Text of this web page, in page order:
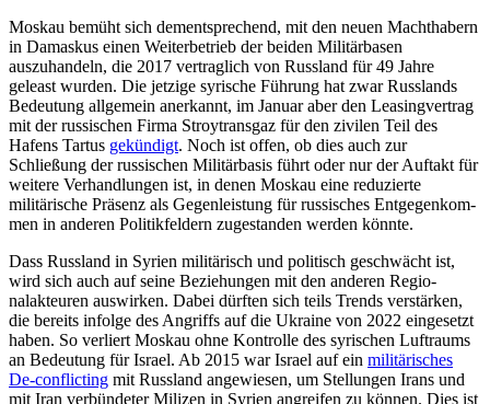
Moskau bemüht sich dementsprechend, mit den neuen Machthabern
in Damaskus einen Weiterbetrieb der beiden Militär­basen
auszuhandeln, die 2017 vertraglich von Russland für 49 Jahre
geleast wurden. Die jetzige syrische Führung hat zwar Russ­lands
Bedeutung allgemein anerkannt, im Januar aber den Leasingvertrag
mit der russischen Firma Stroytransgaz für den zivi­len Teil des
Hafens Tartus gekündigt. Noch ist offen, ob dies auch zur
Schließung der russischen Militärbasis führt oder nur der Auftakt für
weitere Verhandlungen ist, in denen Mos­kau eine reduzierte
militärische Präsenz als Gegenleistung für russisches Entgegenkom­
men in anderen Politikfeldern zugestanden werden könnte.
Dass Russland in Syrien militärisch und politisch geschwächt ist,
wird sich auch auf seine Beziehungen mit den anderen Regio­
nalakteuren auswirken. Dabei dürften sich teils Trends verstärken,
die bereits infolge des Angriffs auf die Ukraine von 2022 ein­gesetzt
haben. So verliert Moskau ohne Kontrolle des syrischen Luftraums
an Be­deutung für Israel. Ab 2015 war Israel auf ein militärisches
De-conflicting mit Russ­land angewiesen, um Stellungen Irans und
mit Iran verbündeter Milizen in Syrien an­greifen zu können. Dies ist